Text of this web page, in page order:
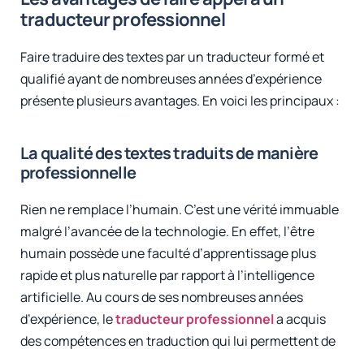
traducteur professionnel
Faire traduire des textes par un traducteur formé et
qualifié ayant de nombreuses années d’expérience
présente plusieurs avantages. En voici les principaux :
La qualité des textes traduits de manière
professionnelle
Rien ne remplace l’humain. C’est une vérité immuable
malgré l’avancée de la technologie. En effet, l’être
humain possède une faculté d’apprentissage plus
rapide et plus naturelle par rapport à l’intelligence
artificielle. Au cours de ses nombreuses années
d’expérience, letraducteur professionnela acquis
des compétences en traduction qui lui permettent de